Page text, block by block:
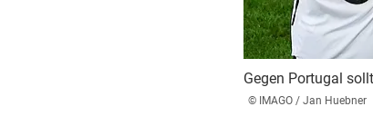
Gegen Portugal
© IMAGO / Jan Huebner